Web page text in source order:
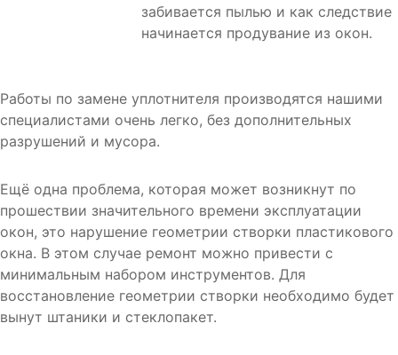
забивается пылью и как следствие
начинается продувание из окон.
Работы по замене уплотнителя производятся нашими
специалистами очень легко, без дополнительных
разрушений и мусора.
Ещё одна проблема, которая может возникнут по
прошествии значительного времени эксплуатации
окон, это нарушение геометрии створки пластикового
окна. В этом случае ремонт можно привести с
минимальным набором инструментов. Для
восстановление геометрии створки необходимо будет
вынут штаники и стеклопакет.